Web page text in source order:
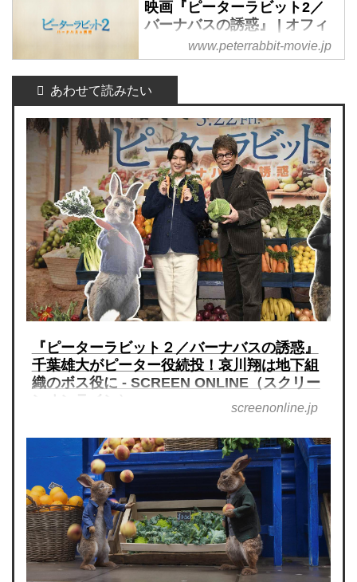
映画『ピーターラビット2／
バーナバスの誘惑』 | オフィ
シャルサイト | ソニー・ピク
チャーズ
映画『ピーターラビット2／バ
ーナバスの誘惑』オフィシャル
サイト #ピーターラビット2
www.peterrabbit-movie.jp
『ピーターラビット２／バーナバスの誘惑』
千葉雄大がピーター役続投！哀川翔は地下組
織のボス役に - SCREEN ONLINE（スクリー
ンオンライン）
screenonline.jp